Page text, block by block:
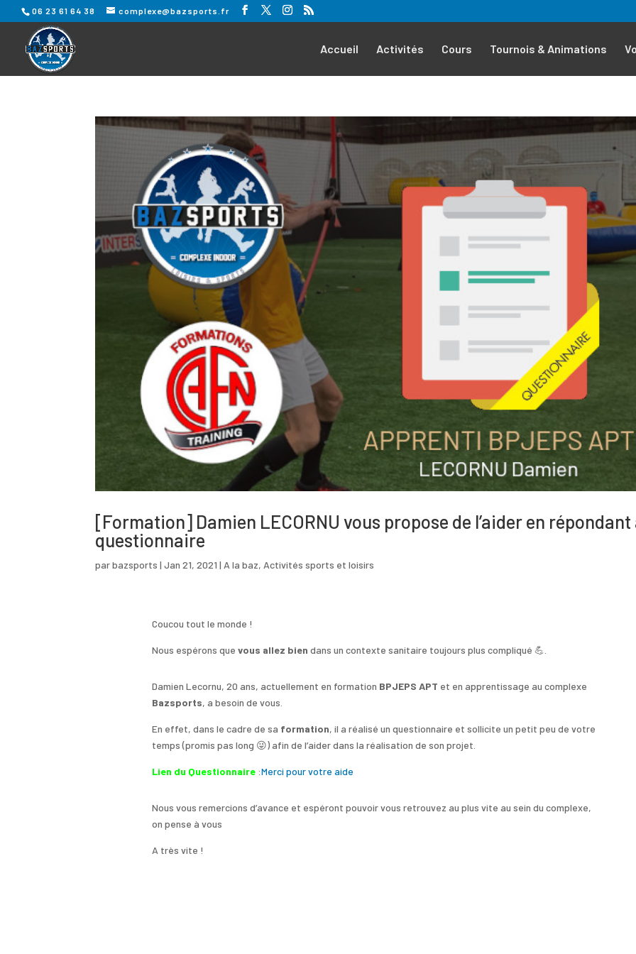
06 23 61 64 38 complexe@bazsports.fr
Accueil Activités Cours Tournois & Animations
[Formation] Damien LECORNU vous propose de l’aider en répondant
questionnaire
parbazsports |Jan 21, 2021 | A la baz, Activités sports et loisirs
Coucou tout le monde !
Nous espérons que vous allez bien dans un contexte sanitaire toujours plus compliqué 💪.
Damien Lecornu, 20 ans, actuellement en formation BPJEPS APT et en apprentissage au complexe
Bazsports, a besoin de vous.
En effet, dans le cadre de sa formation, il a réalisé un questionnaire et sollicite un petit peu de votre
temps (promis pas long 😜) afin de l’aider dans la réalisation de son projet.
Lien du Questionnaire:Merci pour votre aide
Nous vous remercions d’avance et espéront pouvoir vous retrouvez au plus vite au sein du complexe,
on pense à vous
A très vite !